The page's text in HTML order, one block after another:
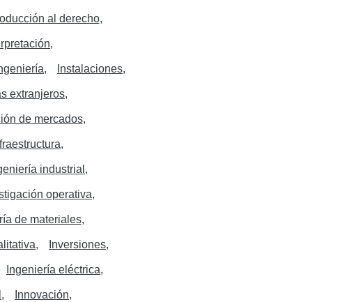
al derecho
Instalaciones
extranjeros
de mercados
industrial
operativa
de materiales
Inversiones
Ingeniería eléctrica
Innovación